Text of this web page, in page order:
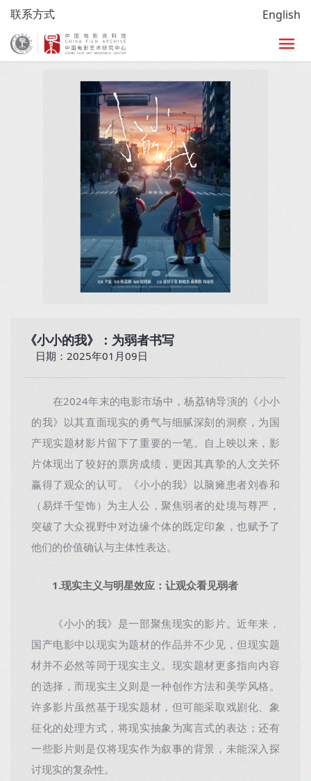
联系方式 English
首页 /研究 /龙文鞭影 /龙文鞭影详情页
《小小的我》：为弱者书写
日期：2025年01月09日
在2024年末的电影市场中，杨荔钠导演的《小小
的我》以其直面现实的勇气与细腻深刻的洞察，为国
产现实题材影片留下了重要的一笔。自上映以来，影
片体现出了较好的票房成绩，更因其真挚的人文关怀
赢得了观众的认可。《小小的我》以脑瘫患者刘春和
（易烊千玺饰）为主人公，聚焦弱者的处境与尊严，
突破了大众视野中对边缘个体的既定印象，也赋予了
他们的价值确认与主体性表达。
1.现实主义与明星效应：让观众看见弱者
《小小的我》是一部聚焦现实的影片。近年来，
国产电影中以现实为题材的作品并不少见，但现实题
材并不必然等同于现实主义。现实题材更多指向内容
的选择，而现实主义则是一种创作方法和美学风格。
许多影片虽然基于现实题材，但可能采取戏剧化、象
征化的处理方式，将现实抽象为寓言式的表达；还有
一些影片则是仅将现实作为叙事的背景，未能深入探
讨现实的复杂性。